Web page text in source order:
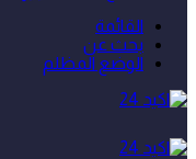
القائمة
بحث عن
الوضع المظلم